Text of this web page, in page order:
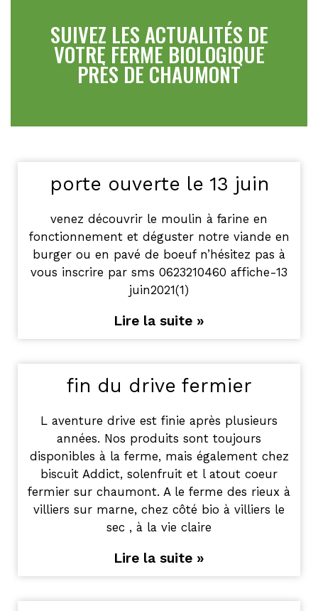
SUIVEZ LES ACTUALITÉS DE
VOTRE FERME BIOLOGIQUE
PRÈS DE CHAUMONT
porte ouverte le 13 juin
venez découvrir le moulin à farine en
fonctionnement et déguster notre viande en
burger ou en pavé de boeuf n’hésitez pas à
vous inscrire par sms 0623210460 affiche-13
juin2021(1)
Lire la suite »
fin du drive fermier
L aventure drive est finie après plusieurs
années. Nos produits sont toujours
disponibles à la ferme, mais également chez
biscuit Addict, solenfruit et l atout coeur
fermier sur chaumont. A le ferme des rieux à
villiers sur marne, chez côté bio à villiers le
sec , à la vie claire
Lire la suite »